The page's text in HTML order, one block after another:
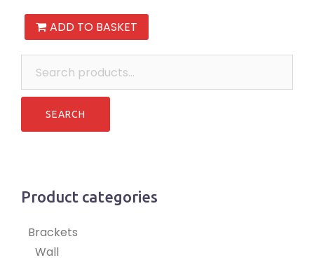
ADD TO BASKET
Product categories
Brackets
Wall